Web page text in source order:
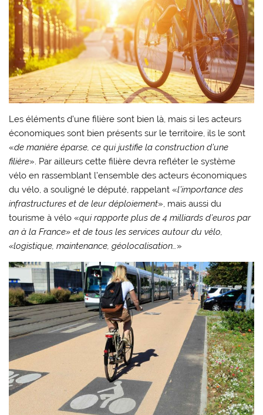
Les éléments d’une filière sont bien là, mais si les acteurs
économiques sont bien présents sur le territoire, ils le sont
«de manière éparse, ce qui justifie la construction d’une
filière». Par ailleurs cette filière devra refléter le système
vélo en rassemblant l’ensemble des acteurs économiques
du vélo, a souligné le député, rappelant «l’importance des
infrastructures et de leur déploiement», mais aussi du
tourisme à vélo «qui rapporte plus de 4 milliards d’euros par
an à la France» et de tous les services autour du vélo,
«logistique, maintenance, géolocalisation…»